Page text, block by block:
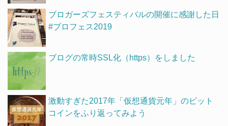
ブロガーズフェスティバルの開催に感謝した日
#ブロフェス2019
ブログの常時SSL化（https）をしました
激動すぎた2017年「仮想通貨元年」のビット
コインをふり返ってみよう